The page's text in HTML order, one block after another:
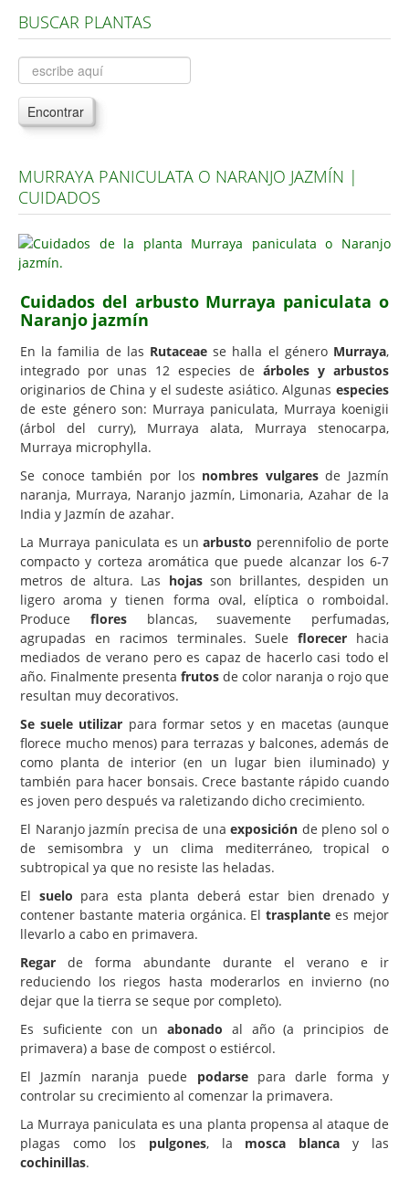
Árboles, Cicas y Palmeras de la G a la Z
Plantas Anuales y Perennes
Plantas Bulbosas y Acuáticas
Plantas de Interior
Plantas Aromáticas y de Huerto
Plantas Carnívoras y Orquídeas
Consejos
Hemisferio Sur
Enfermedades
Animales
Hongos
Carencias
Fotos
Flores y Plantas
Árboles y Palmeras
Arbustos y Trepadoras
Cactus y Suculentas
BUSCAR PLANTAS
Encontrar
MURRAYA PANICULATA O NARANJO JAZMÍN |
CUIDADOS
Cuidados del arbusto Murraya paniculata o
Naranjo jazmín
En la familia de las Rutaceae se halla el género Murraya,
integrado por unas 12 especies de árboles y arbustos
originarios de China y el sudeste asiático. Algunas especies
de este género son: Murraya paniculata, Murraya koenigii
(árbol del curry), Murraya alata, Murraya stenocarpa,
Murraya microphylla.
Se conoce también por los nombres vulgaresde Jazmín
naranja, Murraya, Naranjo jazmín, Limonaria, Azahar de la
India y Jazmín de azahar.
La Murraya paniculata es unarbusto perennifolio de porte
compacto y corteza aromática que puede alcanzar los 6-7
metros de altura. Las hojasson brillantes, despiden un
ligero aroma y tienen forma oval, elíptica o romboidal.
Produce floresblancas, suavemente perfumadas,
agrupadas en racimos terminales. Sueleflorecer hacia
mediados de verano pero es capaz de hacerlo casi todo el
año. Finalmente presenta frutos de color naranja o rojo que
resultan muy decorativos.
Se suele utilizar para formar setos y en macetas (aunque
florece mucho menos) para terrazas y balcones, además de
como planta de interior (en un lugar bien iluminado) y
también para hacer bonsais. Crece bastante rápido cuando
es joven pero después va raletizando dicho crecimiento.
El Naranjo jazmín precisa de una exposición de pleno sol o
de semisombra y un clima mediterráneo, tropical o
subtropical ya que no resiste las heladas.
El suelo para esta planta deberá estar bien drenado y
contener bastante materia orgánica. Eltrasplante es mejor
llevarlo a cabo en primavera.
Regar de forma abundante durante el verano e ir
reduciendo los riegos hasta moderarlos en invierno (no
dejar que la tierra se seque por completo).
Es suficiente con unabonado al año (a principios de
primavera) a base de compost o estiércol.
El Jazmín naranja puede podarsepara darle forma y
controlar su crecimiento al comenzar la primavera.
La Murraya paniculata es una planta propensa al ataque de
plagas como los pulgones, la mosca blanca y las
cochinillas.